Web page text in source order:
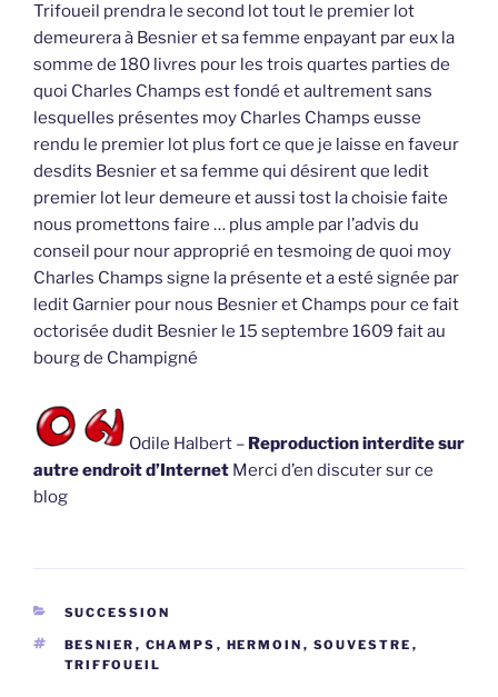
Trifoueil prendra le second lot tout le premier lot
demeurera à Besnier et sa femme enpayant par eux la
somme de 180 livres pour les trois quartes parties de
quoi Charles Champs est fondé et aultrement sans
lesquelles présentes moy Charles Champs eusse
rendu le premier lot plus fort ce que je laisse en faveur
desdits Besnier et sa femme qui désirent que ledit
premier lot leur demeure et aussi tost la choisie faite
nous promettons faire … plus ample par l’advis du
conseil pour nour approprié en tesmoing de quoi moy
Charles Champs signe la présente et a esté signée par
ledit Garnier pour nous Besnier et Champs pour ce fait
octorisée dudit Besnier le 15 septembre 1609 fait au
bourg de Champigné
Odile Halbert – Reproduction interdite sur
autre endroit d’Internet Merci d’en discuter sur ce
blog
CATÉGORIES
SUCCESSION
ÉTIQUETTES
BESNIER , CHAMPS , HERMOIN , SOUVESTRE ,
TRIFFOUEIL